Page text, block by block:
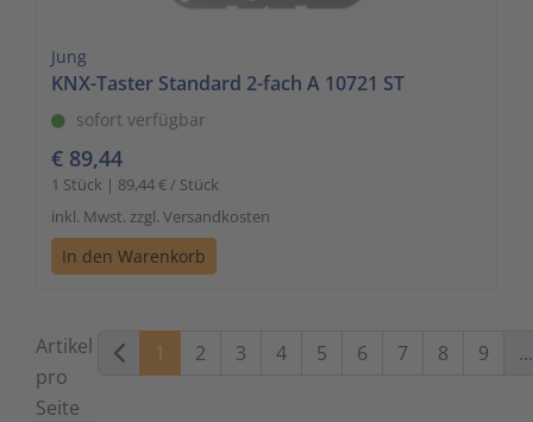
Jung
KNX-Taster Standard 2-fach A 10721 ST
sofort verfügbar
€ 89,44
1 Stück | 89,44 € / Stück
inkl. Mwst. zzgl. Versandkosten
In den Warenkorb
Artikel
pro
Seite
1 2 3 4 5 6 7 8 9 ...